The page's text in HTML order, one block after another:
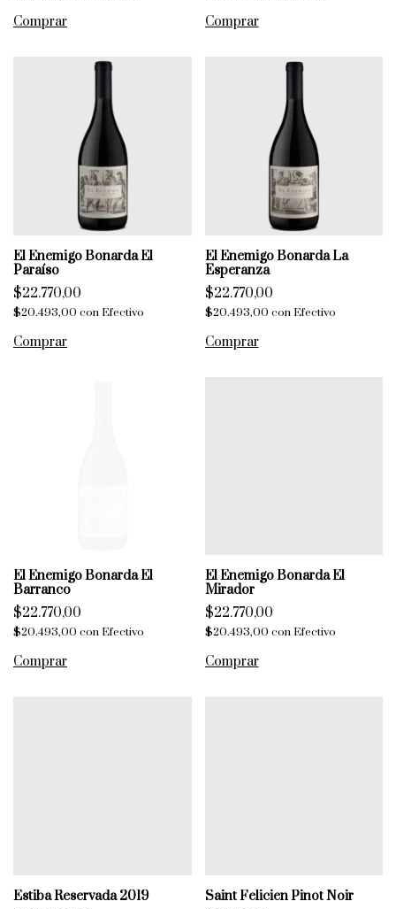
El Enemigo Bonarda El
Paraíso
$22.770,00
$20.493,00 conEfectivo
El Enemigo Bonarda La
Esperanza
$22.770,00
$20.493,00 con Efectivo
El Enemigo Bonarda El
Barranco
$22.770,00
$20.493,00 conEfectivo
El Enemigo Bonarda El
Mirador
$22.770,00
$20.493,00 con Efectivo
Estiba Reservada 2019
Saint Felicien Pinot Noir